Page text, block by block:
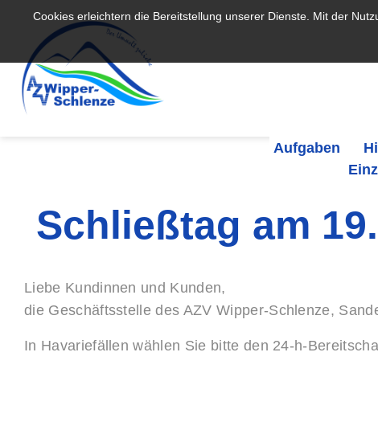
Cookies erleichtern die Bereitstellung unserer Dienste. Mit der
Aufgaben
Schließtag am
Liebe Kundinnen und Kunden,
die Geschäftsstelle des AZV Wipper-Schlenze,
In Havariefällen wählen Sie bitte den 24-h-